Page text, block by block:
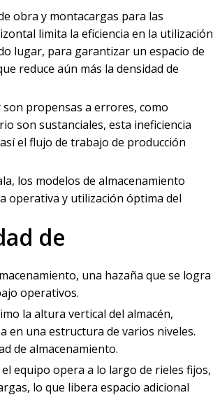
obra y montacargas para las
limita la eficiencia en la utilización
lugar, para garantizar un espacio de
reduce aún más la densidad de
propensas a errores, como
son sustanciales, esta ineficiencia
el flujo de trabajo de producción
los modelos de almacenamiento
operativa y utilización óptima del
de
una hazaña que se logra
operativos.
la altura vertical del almacén,
en una estructura de varios niveles.
de almacenamiento.
equipo opera a lo largo de rieles fijos,
lo que libera espacio adicional